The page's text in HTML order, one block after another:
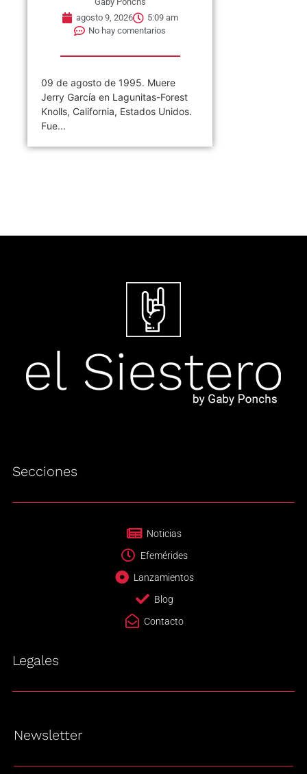
agosto 9, 2026
5:09 am
No hay comentarios
09 de agosto de 1995. Muere
Jerry García en Lagunitas-Forest
Knolls, California, Estados Unidos.
Fue...
Secciones
Noticias
Efemérides
Lanzamientos
Blog
Contacto
Legales
Newsletter